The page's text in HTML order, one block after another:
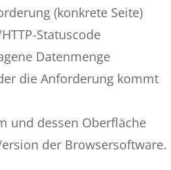
(konkrete Seite)
Statuscode
Datenmenge
die Anforderung kommt
und dessen Oberfläche
der Browsersoftware.